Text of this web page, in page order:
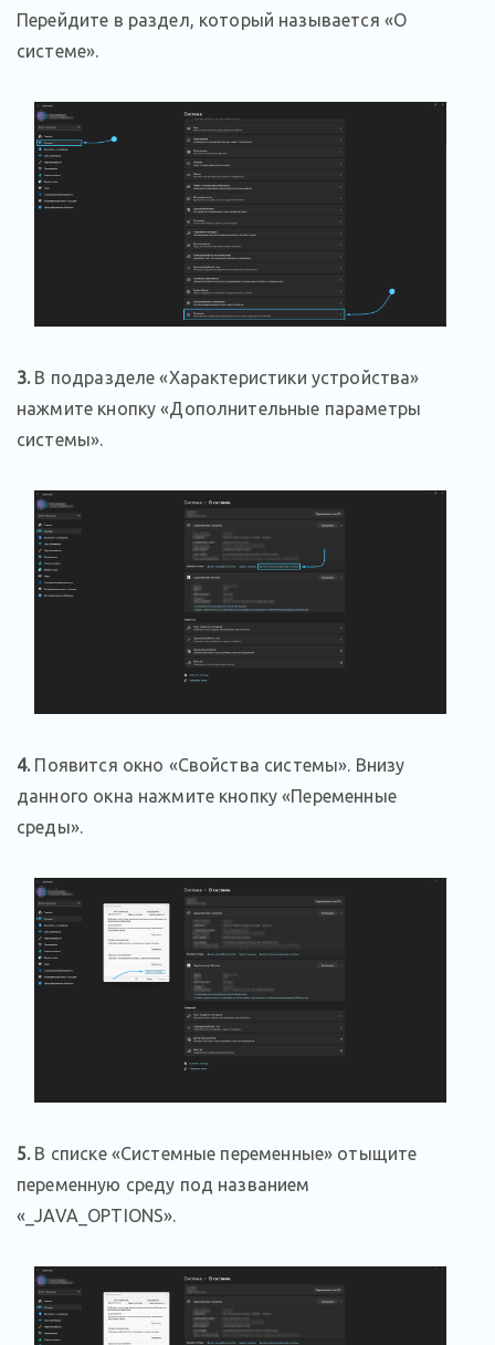
Перейдите в раздел, который называется «О
системе».
3.В подразделе «Характеристики устройства»
нажмите кнопку «Дополнительные параметры
системы».
4. Появится окно «Свойства системы». Внизу
данного окна нажмите кнопку «Переменные
среды».
5. В списке «Системные переменные» отыщите
переменную среду под названием
«_JAVA_OPTIONS».